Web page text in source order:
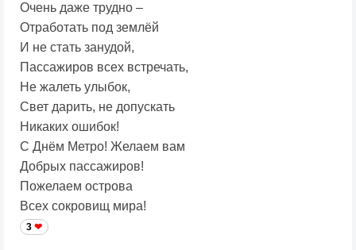
Очень даже трудно –
Отработать под землёй
И не стать занудой,
Пассажиров всех встречать,
Не жалеть улыбок,
Свет дарить, не допускать
Никаких ошибок!
С Днём Метро! Желаем вам
Добрых пассажиров!
Пожелаем острова
Всех сокровищ мира!
3